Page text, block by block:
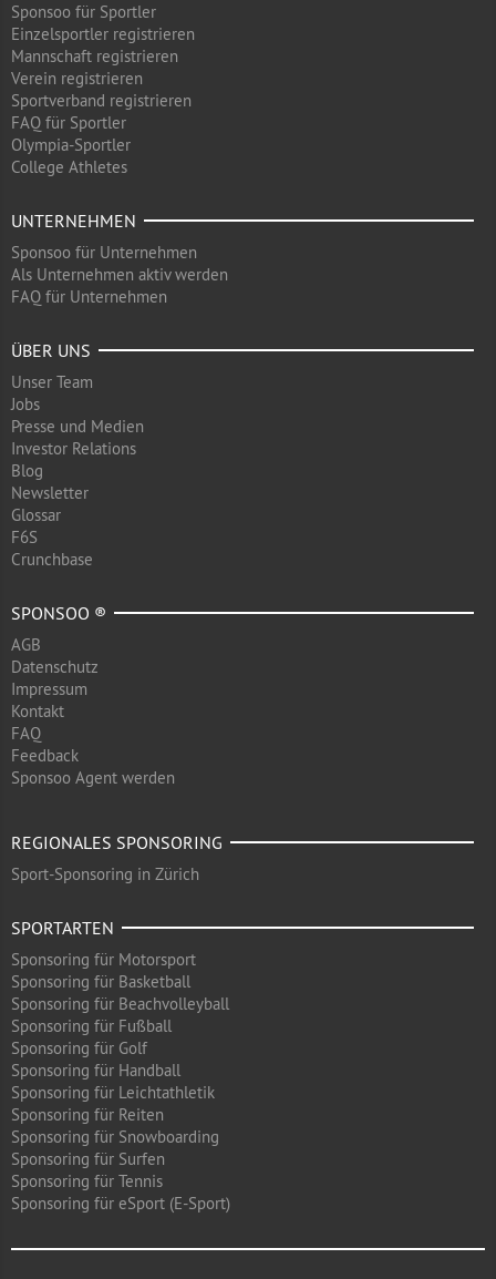
Sponsoo für Sportler
Einzelsportler registrieren
Mannschaft registrieren
Verein registrieren
Sportverband registrieren
FAQ für Sportler
Olympia-Sportler
College Athletes
UNTERNEHMEN
Sponsoo für Unternehmen
Als Unternehmen aktiv werden
FAQ für Unternehmen
ÜBER UNS
Unser Team
Jobs
Presse und Medien
Investor Relations
Blog
Newsletter
Glossar
F6S
Crunchbase
SPONSOO ®
AGB
Datenschutz
Impressum
Kontakt
FAQ
Feedback
Sponsoo Agent werden
REGIONALES SPONSORING
Sport-Sponsoring in Zürich
SPORTARTEN
Sponsoring für Motorsport
Sponsoring für Basketball
Sponsoring für Beachvolleyball
Sponsoring für Fußball
Sponsoring für Golf
Sponsoring für Handball
Sponsoring für Leichtathletik
Sponsoring für Reiten
Sponsoring für Snowboarding
Sponsoring für Surfen
Sponsoring für Tennis
Sponsoring für eSport (E-Sport)